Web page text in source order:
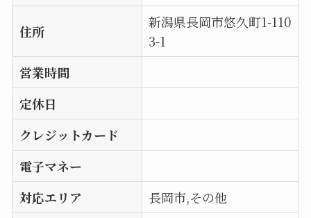
住所
新潟県長岡市悠久町1-110
3-1
営業時間
定休日
クレジットカード
電子マネー
対応エリア
長岡市,その他